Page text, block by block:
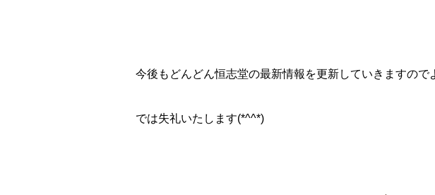
今後もどんどん恒志堂の最新情報を更新していきますので
では失礼いたします(*^^*)